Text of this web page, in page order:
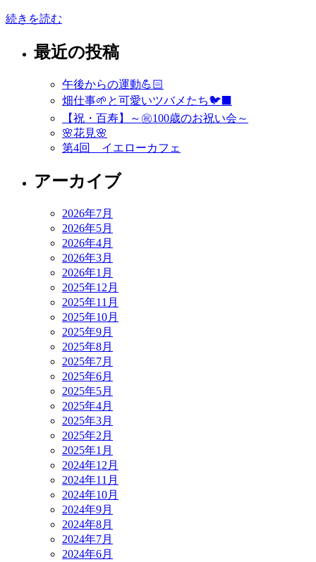
続きを読む
最近の投稿
午後からの運動💪🏻
畑仕事🌱と可愛いツバメたち🐦‍⬛
【祝・百寿】～㊗️100歳のお祝い会～
🌸花見🌸
第4回 イエローカフェ
アーカイブ
2026年7月
2026年5月
2026年4月
2026年3月
2026年1月
2025年12月
2025年11月
2025年10月
2025年9月
2025年8月
2025年7月
2025年6月
2025年5月
2025年4月
2025年3月
2025年2月
2025年1月
2024年12月
2024年11月
2024年10月
2024年9月
2024年8月
2024年7月
2024年6月